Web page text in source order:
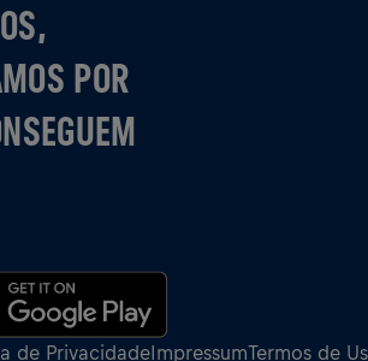
POR
de PrivacidadeImpressumTermos de